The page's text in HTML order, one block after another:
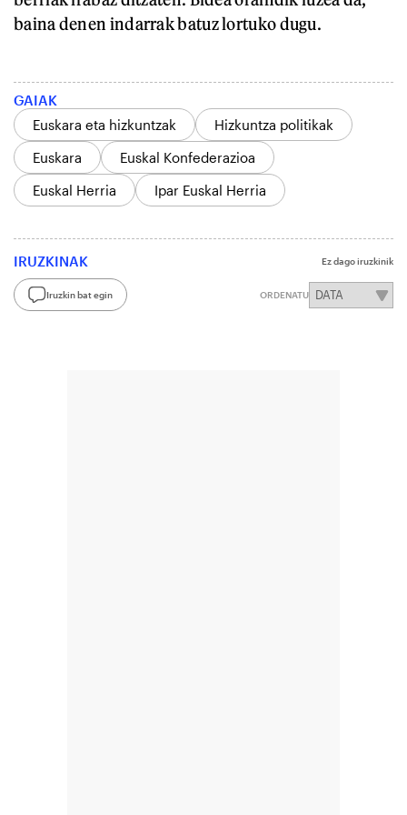
baina denen indarrak batuz lortuko dugu.
GAIAK
Euskara eta hizkuntzak
Hizkuntza politikak
Euskara
Euskal Konfederazioa
Euskal Herria
Ipar Euskal Herria
IRUZKINAK Ez dago iruzkinik
Iruzkin bat egin ORDENATU